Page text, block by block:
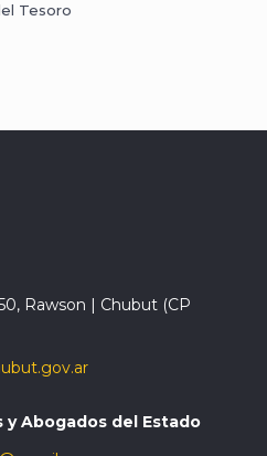
Tesoro
Rawson | Chubut (CP
y Abogados del Estado